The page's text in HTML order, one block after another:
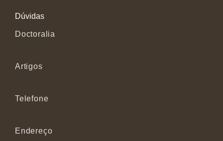
Dúvidas
Doctoralia
Artigos
Telefone
Endereço